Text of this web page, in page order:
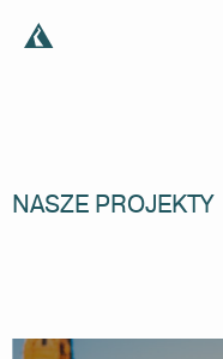
NASZE PROJEKTY